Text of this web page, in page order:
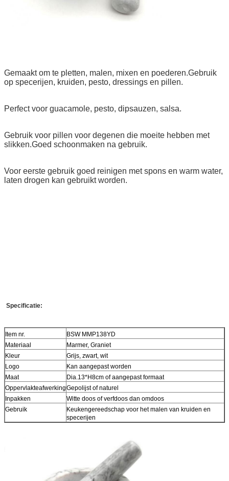
Gemaakt om te pletten, malen, mixen en poederen.Gebruik
op specerijen, kruiden, pesto, dressings en pillen.
Perfect voor guacamole, pesto, dipsauzen, salsa.
Gebruik voor pillen voor degenen die moeite hebben met
slikken.Goed schoonmaken na gebruik.
Voor eerste gebruik goed reinigen met spons en warm water,
laten drogen kan gebruikt worden.
Specificatie:
Item nr.
BSW MMP138YD
Materiaal
Marmer, Graniet
Kleur
Grijs, zwart, wit
Logo
Kan aangepast worden
Maat
Dia.13*H8cm of aangepast formaat
OppervlakteafwerkingGepolijst of naturel
Inpakken
Witte doos of verfdoos dan omdoos
Gebruik
Keukengereedschap voor het malen van kruiden en
specerijen